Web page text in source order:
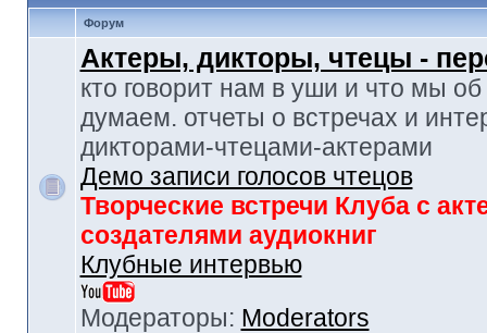
Форум
Актеры, дикторы, чтецы -
кто говорит нам в уши и что мы
думаем. отчеты о встречах и
дикторами-чтецами-актерами
Демо записи голосов чтецов
Творческие встречи Клуба с
создателями аудиокниг
Клубные интервью
Модераторы: Moderators